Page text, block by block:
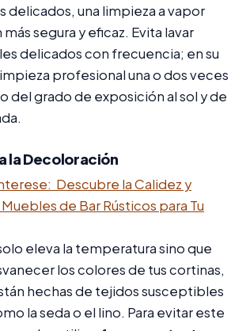
delicados, una limpieza a vapor
segura y eficaz. Evita lavar
delicados con frecuencia; en su
profesional una o dos veces
del grado de exposición al sol y de
la Decoloración
Descubre la Calidez y
de Bar Rústicos para Tu
eleva la temperatura sino que
los colores de tus cortinas,
hechas de tejidos susceptibles
la seda o el lino. Para evitar este